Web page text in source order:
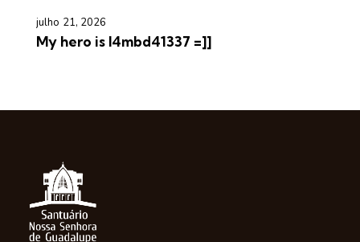
julho 21, 2026
My hero is l4mbd41337 =]]